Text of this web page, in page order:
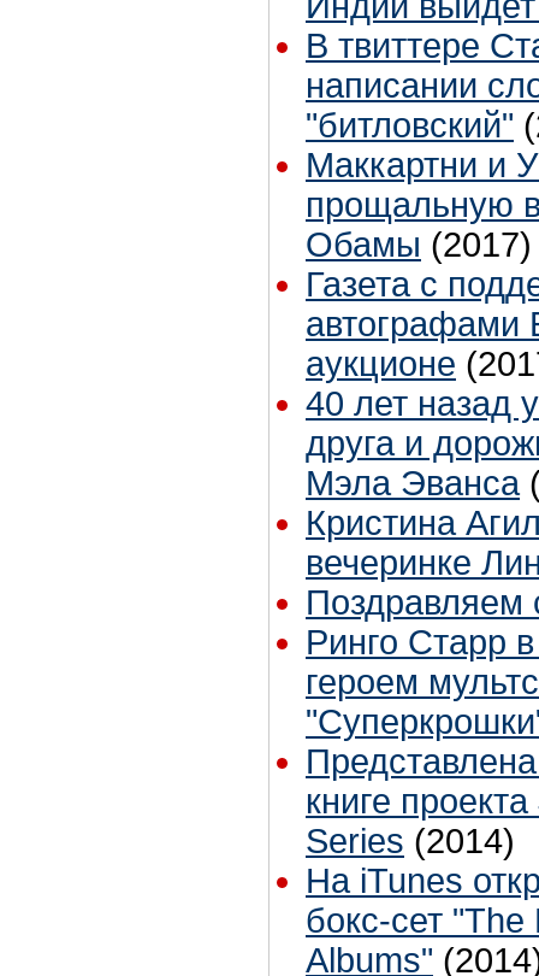
В твиттере
написании
"битловский"
Маккартни и
прощальную
Обамы (2017)
Газета с
автографами
аукционе
40 лет назад
друга и
Мэла Эванса
Кристина
вечеринке
Поздравляем
Ринго Старр
героем
книге
Series (2014)
На iTunes
бокс-сет
Albums"